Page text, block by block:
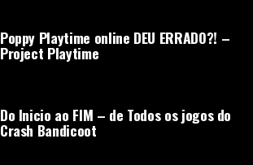
Poppy Playtime online DEU ERRADO?! –
Project Playtime
Do Inicio ao FIM – de Todos os jogos do
Crash Bandicoot